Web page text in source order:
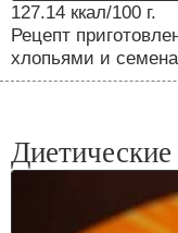
127.14 ккал/100 г.
Рецепт
хлопьями и